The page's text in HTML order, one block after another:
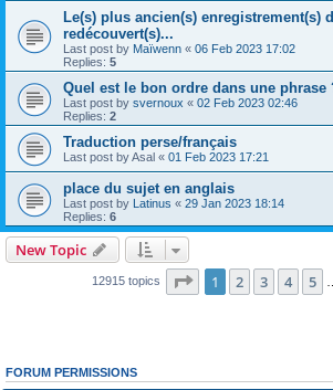
Le(s) plus ancien(s) enregistrement(s)
redécouvert(s)...
Last post by Maïwenn « 06 Feb 2023 17:02
Replies: 5
Quel est le bon ordre dans une phrase
Last post by svernoux « 02 Feb 2023 02:46
Replies: 2
Traduction perse/français
Last post byAsal « 01 Feb 2023 17:21
place du sujet en anglais
Last post by Latinus « 29 Jan 2023 18:14
Replies: 6
New Topic
12915 topics Page 1of 259
1 2 3 4 5
FORUM PERMISSIONS